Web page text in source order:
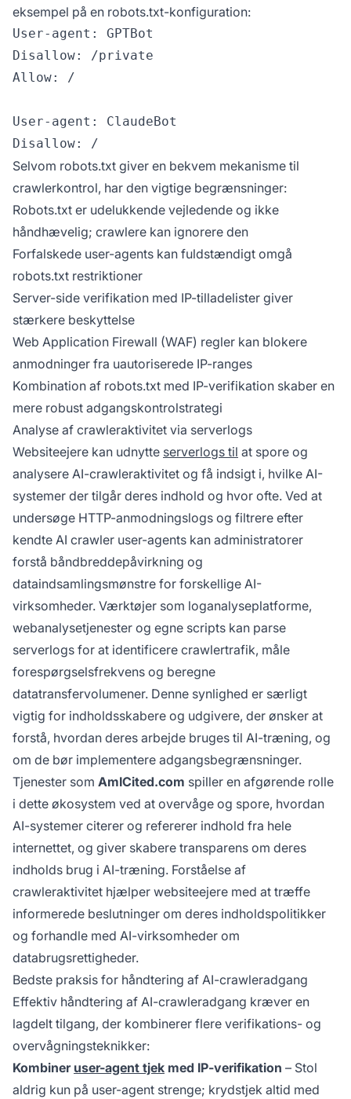
eksempel på en robots.txt-konfiguration:
User-agent: GPTBot
Disallow: /private
Allow: /
User-agent: ClaudeBot
Selvom robots.txt giver en bekvem mekanisme til
crawlerkontrol, har den vigtige begrænsninger:
Robots.txt er udelukkende vejledende og ikke
håndhævelig; crawlere kan ignorere den
Forfalskede user-agents kan fuldstændigt omgå
robots.txt restriktioner
Server-side verifikation med IP-tilladelister giver
stærkere beskyttelse
Web Application Firewall (WAF) regler kan blokere
anmodninger fra uautoriserede IP-ranges
Kombination af robots.txt med IP-verifikation skaber en
mere robust adgangskontrolstrategi
Analyse af crawleraktivitet via serverlogs
Websiteejere kan udnytte serverlogs til at spore og
analysere AI-crawleraktivitet og få indsigt i, hvilke AI-
systemer der tilgår deres indhold og hvor ofte. Ved at
undersøge HTTP-anmodningslogs og filtrere efter
kendte AI crawler user-agents kan administratorer
forstå båndbreddepåvirkning og
dataindsamlingsmønstre for forskellige AI-
virksomheder. Værktøjer som loganalyseplatforme,
webanalysetjenester og egne scripts kan parse
serverlogs for at identificere crawlertrafik, måle
forespørgselsfrekvens og beregne
datatransfervolumener. Denne synlighed er særligt
vigtig for indholdsskabere og udgivere, der ønsker at
forstå, hvordan deres arbejde bruges til AI-træning, og
om de bør implementere adgangsbegrænsninger.
Tjenester som AmICited.com spiller en afgørende rolle
i dette økosystem ved at overvåge og spore, hvordan
AI-systemer citerer og refererer indhold fra hele
internettet, og giver skabere transparens om deres
indholds brug i AI-træning. Forståelse af
crawleraktivitet hjælper websiteejere med at træffe
informerede beslutninger om deres indholdspolitikker
og forhandle med AI-virksomheder om
databrugsrettigheder.
Bedste praksis for håndtering af AI-crawleradgang
Effektiv håndtering af AI-crawleradgang kræver en
lagdelt tilgang, der kombinerer flere verifikations- og
overvågningsteknikker:
Kombiner user-agent tjek med IP-verifikation – Stol
aldrig kun på user-agent strenge; krydstjek altid med